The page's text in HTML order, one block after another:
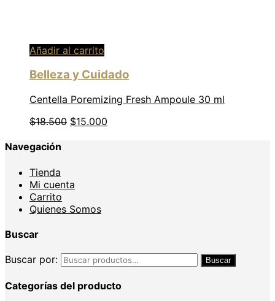
Añadir al carrito
Belleza y Cuidado
Centella Poremizing Fresh Ampoule 30 ml
$18.500 $15.000
Navegación
Tienda
Mi cuenta
Carrito
Quienes Somos
Buscar
Buscar por: Buscar
Categorías del producto